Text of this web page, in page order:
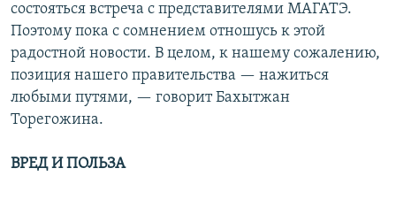
состояться встреча с представителями МАГАТЭ.
Поэтому пока с сомнением отношусь к этой
радостной новости. В целом, к нашему сожалению,
позиция нашего правительства — нажиться
любыми путями, — говорит Бахытжан
Торегожина.
ВРЕД И ПОЛЬЗА